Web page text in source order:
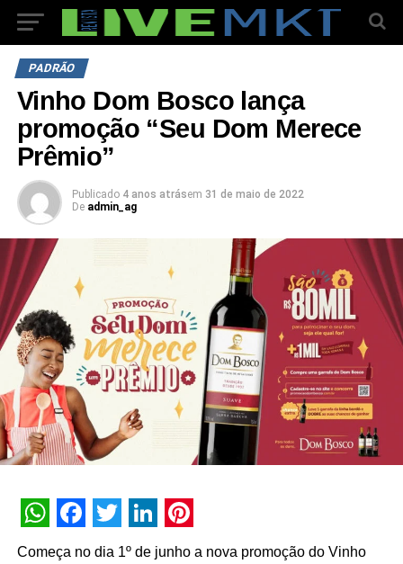
PADRÃO
Vinho Dom Bosco lança
promoção “Seu Dom Merece
Prêmio”
Publicado 4 anos atrásem 31 de maio de 2022
De admin_ag
WhatsApp
Facebook
Twitter
LinkedIn
Pinterest
Começa no dia 1º de junho a nova promoção do Vinho